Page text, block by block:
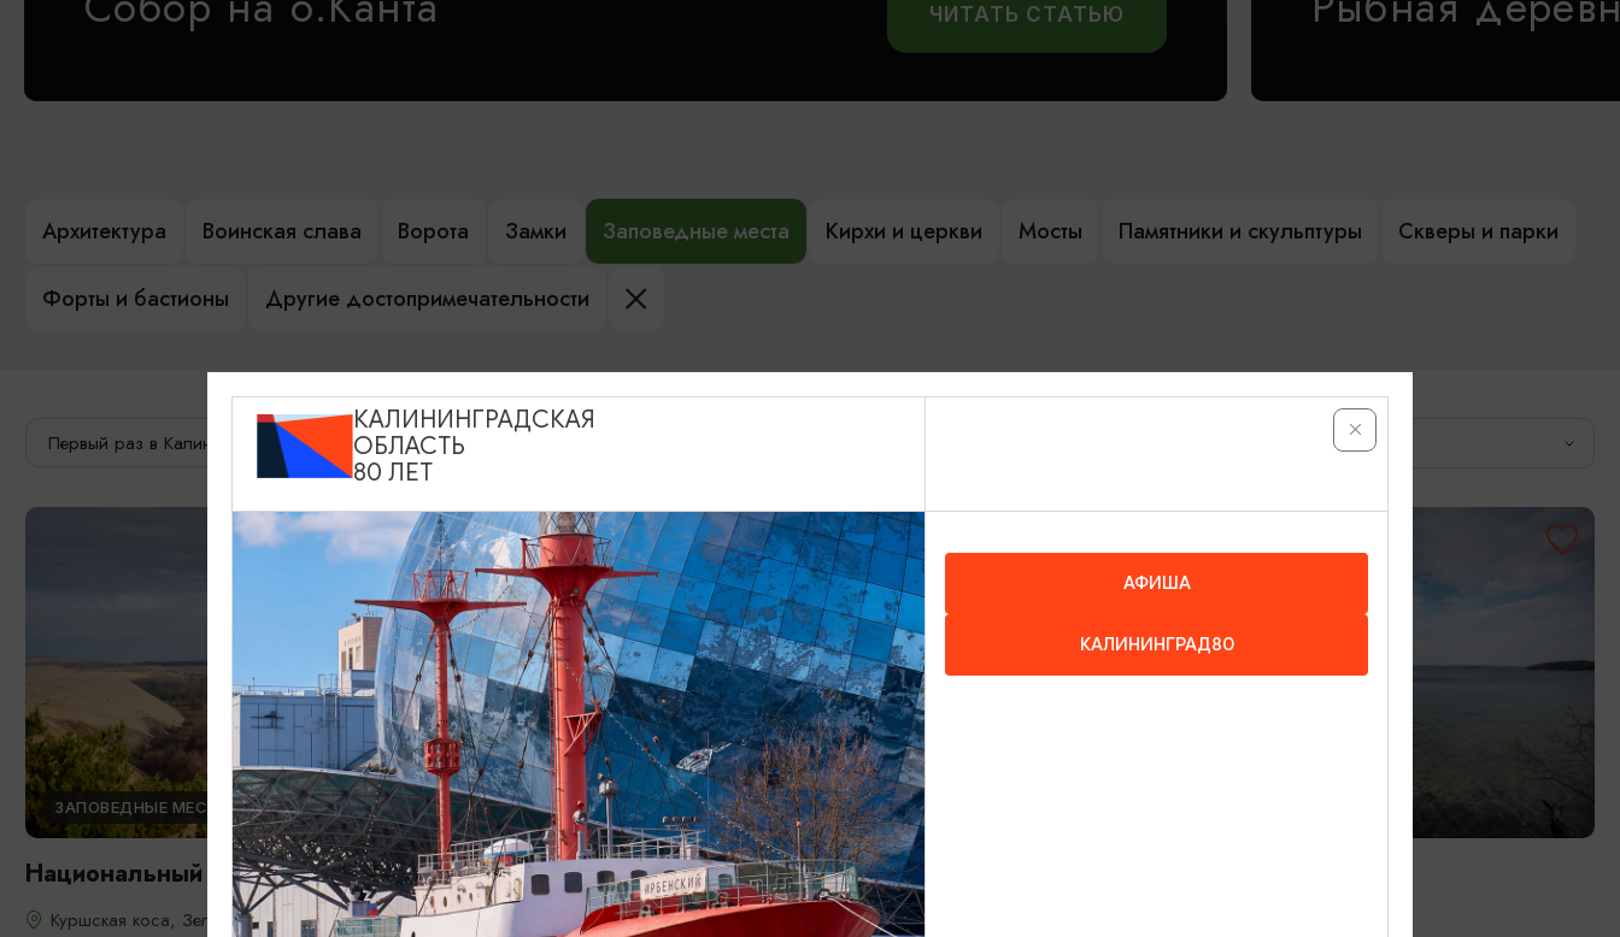
ЧИТАТЬ СТАТЬЮ
Архитектура Воинская слава Ворота Замки Заповедные места Кирхи и церкви Мосты Памятники и скульптуры Скверы и парки
Форты и бастионы Другие достопримечательности
Первый раз в Калининграде Опытный путешественник Город
ЗАПОВЕДНЫЕ МЕСТА
Национальный парк «Куршская коса»
Куршская коса, Зеленоградский р-н, пос.Рыбачий,
ЗАПОВЕДНЫЕ МЕСТА
Орнитологическая станция «Фрингилла»
Куршская коса, 23-й км Куршской Косы
КАЛИНИНГРАДСКАЯ
ОБЛАСТЬ
80 ЛЕТ
АФИША
КАЛИНИНГРАД80